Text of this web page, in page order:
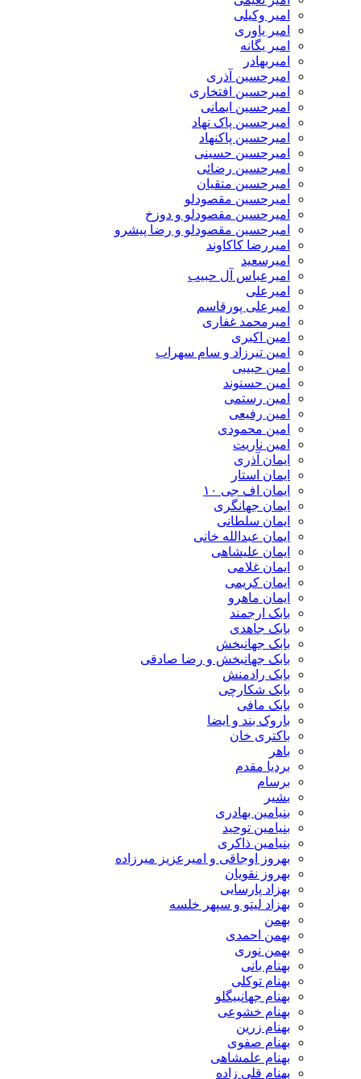
امیر وکیلی
امیر یاوری
امیر یگانه
امیربهادر
امیرحسین آذری
امیرحسین افتخاری
امیرحسین ایمانی
امیرحسین پاک نهاد
امیرحسین پاکنهاد
امیرحسین حسینی
امیرحسین رضائی
امیرحسین متقیان
امیرحسین مقصودلو
امیرحسین مقصودلو و دوزخ
امیرحسین مقصودلو و رضا پیشرو
امیررضا کاکاوند
امیرسعید
امیرعباس آل حبیب
امیرعلی
امیرعلی پورقاسم
امیرمحمد غفاری
امین اکبری
امین تیرزاد و سام سهراب
امین حبیبی
امین حسنوند
امین رستمی
امین رفیعی
امین محمودی
امین ناریت
ایمان آذری
ایمان استار
ایمان اف جی ۱۰
ایمان جهانگری
ایمان سلطانی
ایمان عبدالله خانی
ایمان علیشاهی
ایمان غلامی
ایمان کریمی
ایمان ماهرو
بابک ارجمند
بابک جاهدی
بابک جهانبخش
بابک جهانبخش و رضا صادقی
بابک رادمنش
بابک شکارچی
بابک مافی
باروک بند و ایضا
باکتری خان
باهر
بردیا مقدم
برسام
بشیر
بنیامین بهادری
بنیامین توحید
بنیامین ذاکری
بهروز اوجاقی و امیرعزیز میرزاده
بهروز نقویان
بهزاد پارسایی
بهزاد لیتو و سپهر خلسه
بهمن
بهمن احمدی
بهمن نوری
بهنام بانی
بهنام توکلی
بهنام جهانبیگلو
بهنام خشوعی
بهنام زرین
بهنام صفوی
بهنام علمشاهی
بهنام قلی زاده